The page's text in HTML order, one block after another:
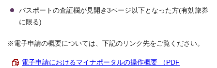
パスポートの査証欄が見開き3ページ以下となった方(有効旅券
に限る)
※電子申請の概要については、下記のリンク先をご覧ください。
電子申請におけるマイナポータルの操作概要 （PDF